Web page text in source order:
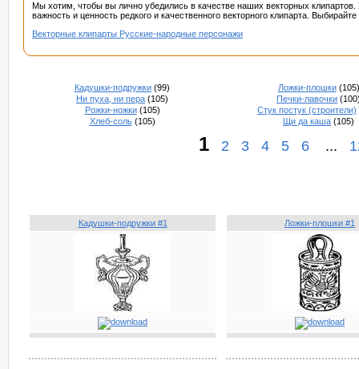
Мы хотим, чтобы вы лично убедились в качестве наших векторных
важность и ценность редкого и качественного векторного клипарта.
Векторные клипарты Русские-народные персонажи
Кадушки-подружки (99) Ложки-плошки(105)
Ни пуха, ни пера (105) Печки-лавочки
Рожки-ножки(105) Стук постук (строители)
Хлеб-соль(105) Щи да каша (105)
1 2 3 4 5 6 ...
Кадушки-подружки #1 Ложки-плошки #1